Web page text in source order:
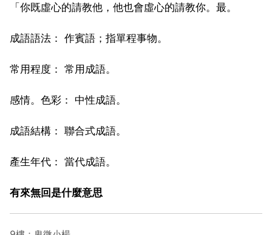
「你既虛心的請教他，他也會虛心的請教你。最。
成語語法： 作賓語；指單程事物。
常用程度： 常用成語。
感情。色彩： 中性成語。
成語結構： 聯合式成語。
產生年代： 當代成語。
有來無回是什麼意思